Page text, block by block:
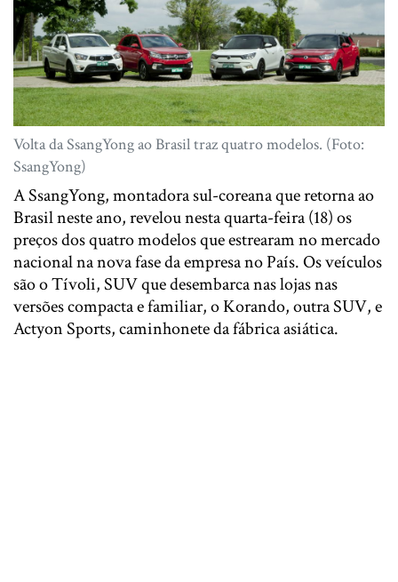
Volta da SsangYong ao Brasil traz quatro modelos. (Foto:
SsangYong)
A SsangYong, montadora sul-coreana que retorna ao
Brasil neste ano, revelou nesta quarta-feira (18) os
preços dos quatro modelos que estrearam no mercado
nacional na nova fase da empresa no País. Os veículos
são o Tívoli, SUV que desembarca nas lojas nas
versões compacta e familiar, o Korando, outra SUV, e
Actyon Sports, caminhonete da fábrica asiática.